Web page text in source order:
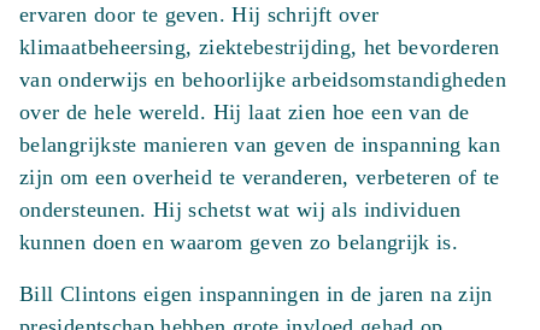
ervaren door te geven. Hij schrijft over
klimaatbeheersing, ziektebestrijding, het bevorderen
van onderwijs en behoorlijke arbeidsomstandigheden
over de hele wereld. Hij laat zien hoe een van de
belangrijkste manieren van geven de inspanning kan
zijn om een overheid te veranderen, verbeteren of te
ondersteunen. Hij schetst wat wij als individuen
kunnen doen en waarom geven zo belangrijk is.
Bill Clintons eigen inspanningen in de jaren na zijn